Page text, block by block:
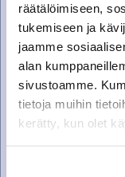
räätälöimiseen,
tukemiseen ja
jaamme
alan
sivustoamme.
tietoja muihin
kerätty, kun olet